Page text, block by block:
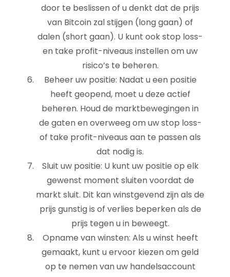
door te beslissen of u denkt dat de prijs
van Bitcoin zal stijgen (long gaan) of
dalen (short gaan). U kunt ook stop loss-
en take profit-niveaus instellen om uw
risico’s te beheren.
Beheer uw positie: Nadat u een positie
heeft geopend, moet u deze actief
beheren. Houd de marktbewegingen in
de gaten en overweeg om uw stop loss-
of take profit-niveaus aan te passen als
dat nodig is.
Sluit uw positie: U kunt uw positie op elk
gewenst moment sluiten voordat de
markt sluit. Dit kan winstgevend zijn als de
prijs gunstig is of verlies beperken als de
prijs tegen u in beweegt.
Opname van winsten: Als u winst heeft
gemaakt, kunt u ervoor kiezen om geld
op te nemen van uw handelsaccount